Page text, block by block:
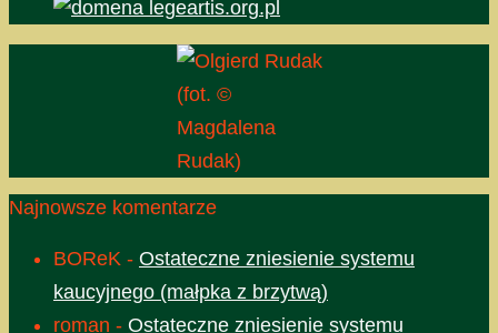
(fot. ©
Magdalena
Rudak)
Najnowsze komentarze
BOReK - Ostateczne zniesienie systemu
kaucyjnego (małpka z brzytwą)
roman - Ostateczne zniesienie systemu